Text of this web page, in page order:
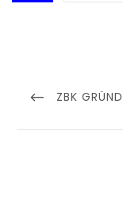
PREVIOUS
ZBK